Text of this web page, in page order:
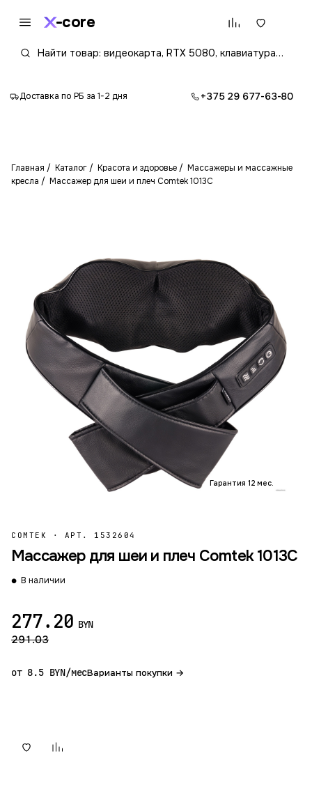
core
Доставка по РБ за 1-2 дня +375 29 677-63-80
Главная Каталог Красота и здоровье
Массажеры и массажные
кресла
Массажер для шеи и плеч Comtek 1013С
Гарантия 12 мес.
COMTEK · АРТ. 1532604
Массажер для шеи и плеч Comtek 1013С
В наличии
277.20 BYN
291.03
от 8.5 BYN/месВарианты покупки →